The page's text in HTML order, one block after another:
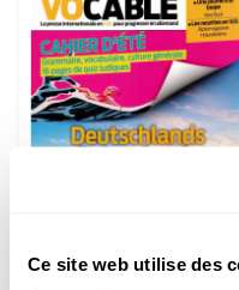
Ce site web utilise des